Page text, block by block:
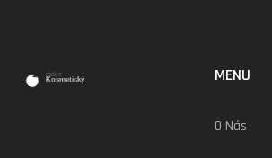
MENU
O Nás